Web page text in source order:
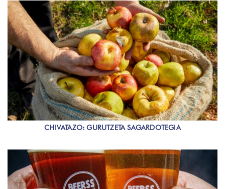
CHIVATAZO: GURUTZETA SAGARDOTEGIA